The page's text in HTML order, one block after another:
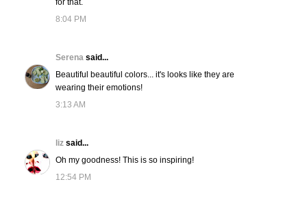
for that.
8:04 PM
Serena said...
Beautiful beautiful colors... it's looks like they are
wearing their emotions!
3:13 AM
liz said...
Oh my goodness! This is so inspiring!
12:54 PM